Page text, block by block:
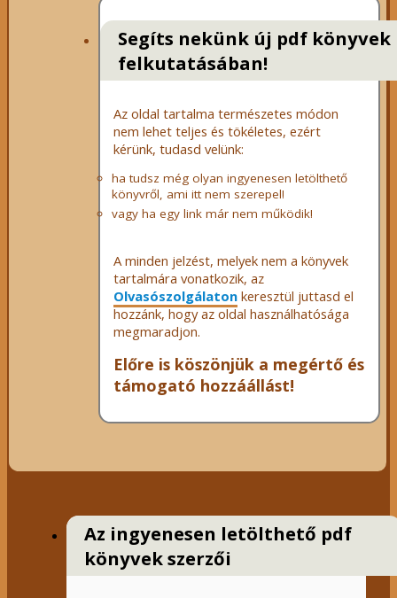
Segíts nekünk új pdf könyvek
felkutatásában!
Az oldal tartalma természetes módon
nem lehet teljes és tökéletes, ezért
kérünk, tudasd velünk:
ha tudsz még olyan ingyenesen letölthető
könyvről, ami itt nem szerepel!
vagy ha egy link már nem működik!
A minden jelzést, melyek nem a könyvek
tartalmára vonatkozik, az
Olvasószolgálatonkeresztül juttasd el
hozzánk, hogy az oldal használhatósága
megmaradjon.
Előre is köszönjük a megértő és
támogató hozzáállást!
Az ingyenesen letölthető pdf
könyvek szerzői